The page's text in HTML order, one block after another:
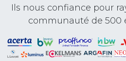
Ils nous confiance pour
communauté de 500